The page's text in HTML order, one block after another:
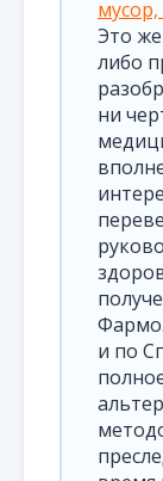
Это
либо
ни
и по